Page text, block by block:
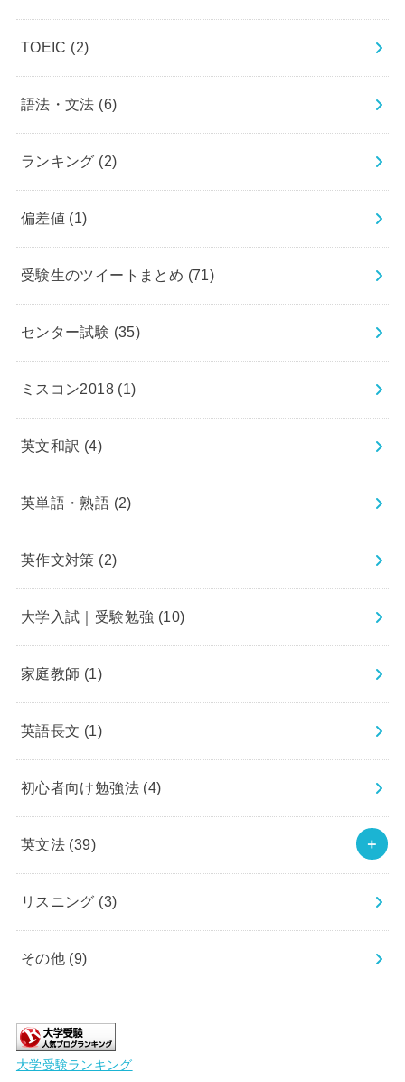
TOEIC (2)
語法・文法 (6)
ランキング (2)
偏差値 (1)
受験生のツイートまとめ (71)
センター試験 (35)
ミスコン2018 (1)
英文和訳 (4)
英単語・熟語 (2)
英作文対策 (2)
大学入試｜受験勉強 (10)
家庭教師 (1)
英語長文 (1)
初心者向け勉強法 (4)
英文法 (39)
リスニング (3)
その他 (9)
大学受験ランキング